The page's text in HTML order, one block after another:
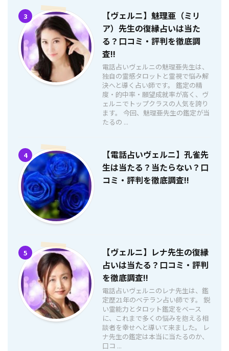
3
【ヴェルニ】魅理亜（ミリ
ア）先生の復縁占いは当た
る？口コミ・評判を徹底調
査!!
電話占いヴェルニの魅理亜先生は、
独自の霊感タロットと霊視で悩み解
決へと導く占い師です。 鑑定の精
度・的中率・願望成就率が高く、ヴ
ェルニでトップクラスの人気を誇り
ます。 今回、魅理亜先生の鑑定が当
たるの ...
4
【電話占いヴェルニ】孔雀先
生は当たる？当たらない？口
コミ・評判を徹底調査!!
5
【ヴェルニ】レナ先生の復縁
占いは当たる？口コミ・評判
を徹底調査!!
電話占いヴェルニのレナ先生は、鑑
定歴21年のベテラン占い師です。 鋭
い霊能力とタロット鑑定をベース
に、これまで多くの悩みを抱える相
談者を幸せへと導いて来ました。 レ
ナ先生の鑑定は本当に当たるのか、
口コ ...